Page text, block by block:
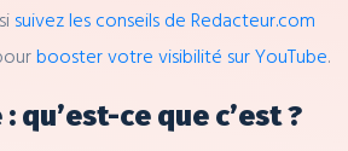
suivez les conseils de Redacteur.com
booster votre visibilité sur YouTube.
: qu’est-ce que c’est ?